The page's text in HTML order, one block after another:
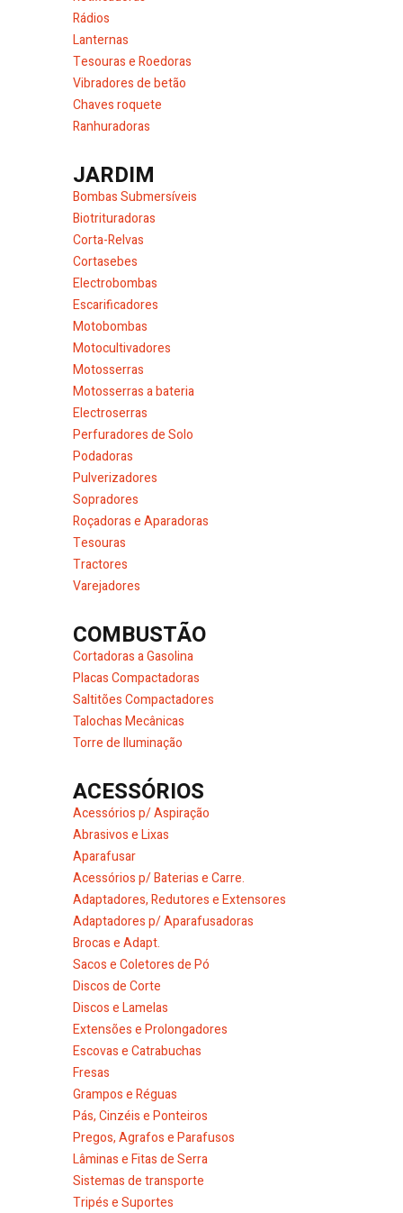
Rádios
Lanternas
Tesouras e Roedoras
Vibradores de betão
Chaves roquete
Ranhuradoras
JARDIM
Bombas Submersíveis
Biotrituradoras
Corta-Relvas
Cortasebes
Electrobombas
Escarificadores
Motobombas
Motocultivadores
Motosserras
Motosserras a bateria
Electroserras
Perfuradores de Solo
Podadoras
Pulverizadores
Sopradores
Roçadoras e Aparadoras
Tesouras
Tractores
Varejadores
COMBUSTÃO
Cortadoras a Gasolina
Placas Compactadoras
Saltitões Compactadores
Talochas Mecânicas
Torre de Iluminação
ACESSÓRIOS
Acessórios p/ Aspiração
Abrasivos e Lixas
Aparafusar
Acessórios p/ Baterias e Carre.
Adaptadores, Redutores e Extensores
Adaptadores p/ Aparafusadoras
Brocas e Adapt.
Sacos e Coletores de Pó
Discos de Corte
Discos e Lamelas
Extensões e Prolongadores
Escovas e Catrabuchas
Fresas
Grampos e Réguas
Pás, Cinzéis e Ponteiros
Pregos, Agrafos e Parafusos
Lâminas e Fitas de Serra
Sistemas de transporte
Tripés e Suportes